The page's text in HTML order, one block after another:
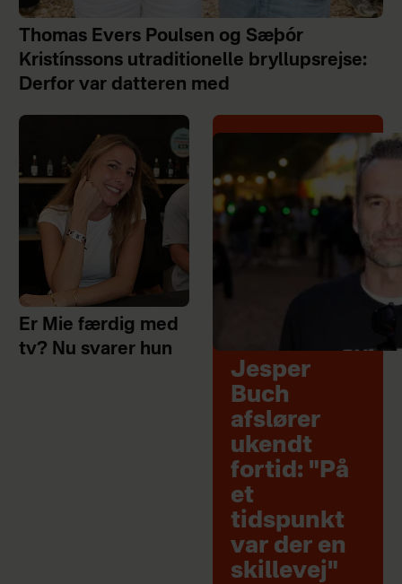
Thomas Evers Poulsen og Sæþór
Kristínssons utraditionelle bryllupsrejse:
Derfor var datteren med
Er Mie færdig med
tv? Nu svarer hun
Jesper
Buch
afslører
ukendt
fortid: "På
et
tidspunkt
var der en
skillevej"